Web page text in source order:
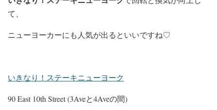
て、
ニューヨーカーにも人気が出るといいですね♡
いきなり！ステーキニューヨーク
90 East 10th Street (3Aveと4Aveの間)